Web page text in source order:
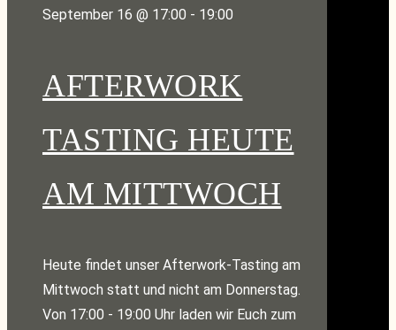
September 16 @ 17:00 - 19:00
AFTERWORK
TASTING HEUTE
AM MITTWOCH
Heute findet unser Afterwork-Tasting am
Mittwoch statt und nicht am Donnerstag.
Von 17:00 - 19:00 Uhr laden wir Euch zum